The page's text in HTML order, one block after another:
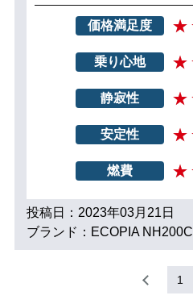
価格満足度
乗り心地
静寂性
安定性
燃費
投稿日：2023年03月21日
ブランド：ECOPIA NH200C
1